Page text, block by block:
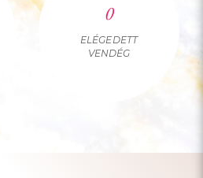
0
ELÉGEDETT
VENDÉG